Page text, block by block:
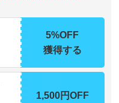
5%OFF
獲得する
1,500円OFF